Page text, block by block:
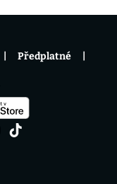
Předplatné